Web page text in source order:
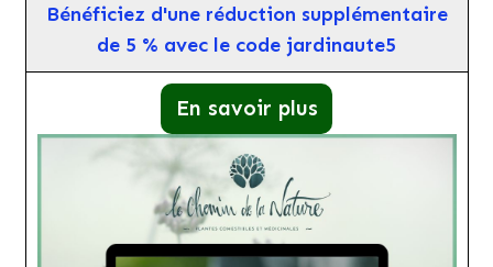
Bénéficiez d'une réduction supplémentaire
de 5 % avec le code jardinaute5
En savoir plus